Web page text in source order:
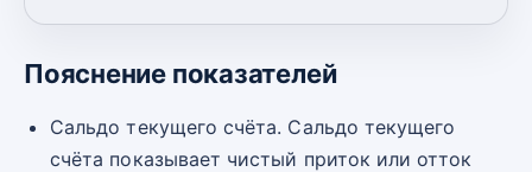
Пояснение показателей
Сальдо текущего счёта. Сальдо текущего
счёта показывает чистый приток или отток